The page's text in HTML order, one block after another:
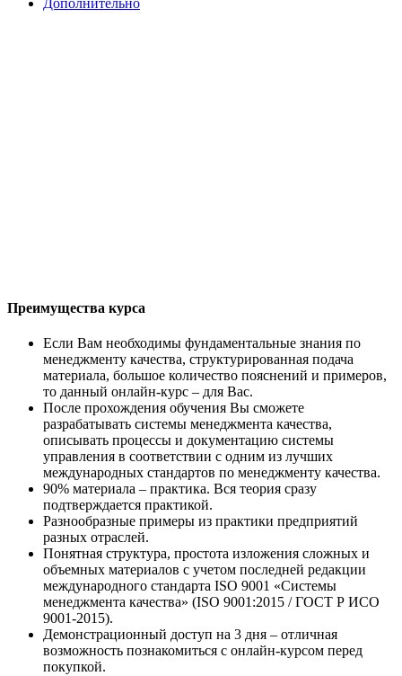
Преимущества курса
Если Вам необходимы фундаментальные знания по
менеджменту качества, структурированная подача
материала, большое количество пояснений и примеров,
то данный онлайн-курс – для Вас.
После прохождения обучения Вы сможете
разрабатывать системы менеджмента качества,
описывать процессы и документацию системы
управления в соответствии с одним из лучших
международных стандартов по менеджменту качества.
90% материала – практика. Вся теория сразу
подтверждается практикой.
Разнообразные примеры из практики предприятий
разных отраслей.
Понятная структура, простота изложения сложных и
объемных материалов с учетом последней редакции
международного стандарта ISO 9001 «Системы
менеджмента качества» (ISO 9001:2015 / ГОСТ Р ИСО
9001-2015).
Демонстрационный доступ на 3 дня – отличная
возможность познакомиться с онлайн-курсом перед
покупкой.